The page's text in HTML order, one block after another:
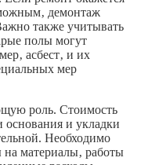
демонтаж
также учитывать
полы могут
асбест‚ и их
мер
роль. Стоимость
основания и укладки
Необходимо
материалы‚ работы